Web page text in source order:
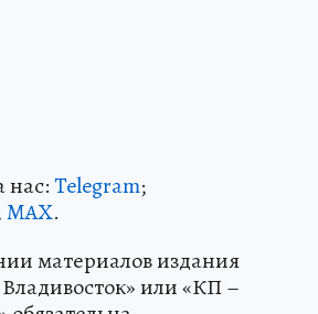
нас:Telegram;
MAX.
материалов издания
или «КП –